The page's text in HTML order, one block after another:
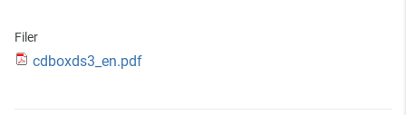
Filer
cdboxds3_en.pdf